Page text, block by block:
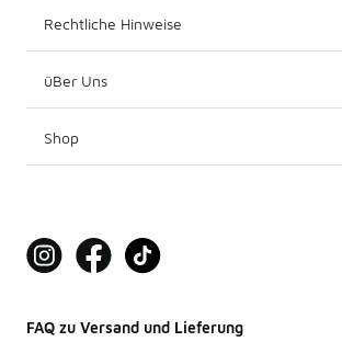
Rechtliche Hinweise
üBer Uns
Shop
FAQ zu Versand und Lieferung